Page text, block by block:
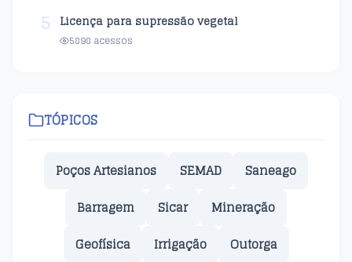
5 Licença para supressão vegetal
5898 acessos
TÓPICOS
Poços Artesianos SEMAD
Saneago
Barragem
Sicar
Mineração
Geofísica
Irrigação
Outorga